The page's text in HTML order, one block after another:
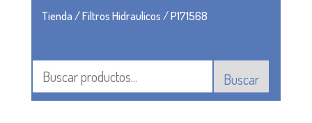
Tienda/Filtros Hidraulicos/ P171568
Buscar